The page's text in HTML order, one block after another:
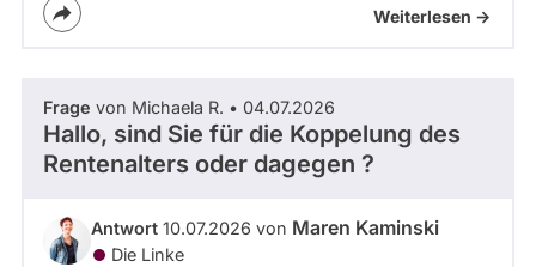
Weiterlesen ->
Frage von Michaela R. • 04.07.2026
Hallo, sind Sie für die Koppelung des
Rentenalters oder dagegen ?
Antwort 10.07.2026 von Maren Kaminski
Die Linke